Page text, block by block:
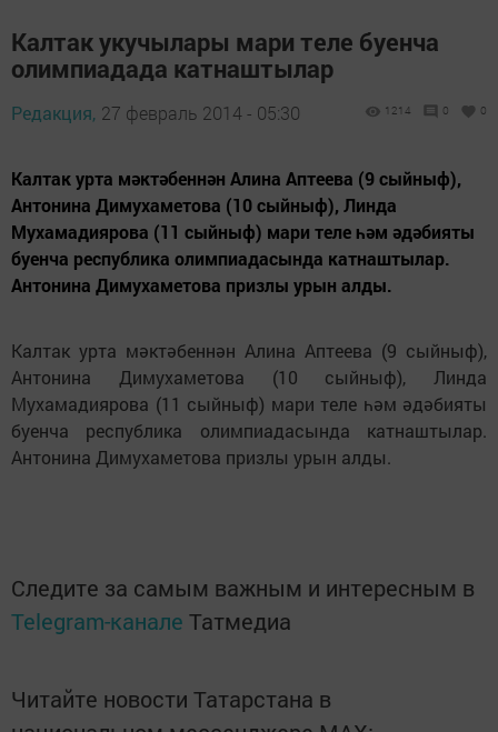
Калтак укучылары мари теле буенча
олимпиадада катнаштылар
Редакция, 27 февраль 2014 - 05:30 1214 0 0
Калтак урта мәктәбеннән Алина Аптеева (9 сыйныф),
Антонина Димухаметова (10 сыйныф), Линда
Мухамадиярова (11 сыйныф) мари теле һәм әдәбияты
буенча республика олимпиадасында катнаштылар.
Антонина Димухаметова призлы урын алды.
Калтак урта мәктәбеннән Алина Аптеева (9 сыйныф),
Антонина Димухаметова (10 сыйныф), Линда
Мухамадиярова (11 сыйныф) мари теле һәм әдәбияты
буенча республика олимпиадасында катнаштылар.
Антонина Димухаметова призлы урын алды.
Следите за самым важным и интересным в
Telegram-канале Татмедиа
Читайте новости Татарстана в